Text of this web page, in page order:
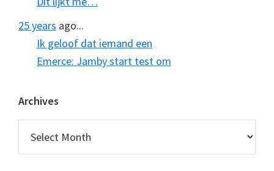
25 years ago...
Ik geloof dat iemand een
Emerce: Jamby start test om
Archives